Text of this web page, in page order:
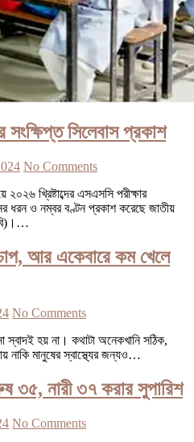
সিলেবাস প্রকাশ
No Comments
খ্রিষ্টাব্দের এসএসসি পরীক্ষার
ধরন ও নম্বর বণ্টন প্রকাশ করেছে জাতীয়
আর একেবারে কম খেলে
No Comments
স্বাদই হয় না। কথাটা অনেকখানি সঠিক,
নাকি মানুষের স্বাস্থ্যের জন্যও…
৩৫, নারী ৩৭ করার সুপারিশ
No Comments